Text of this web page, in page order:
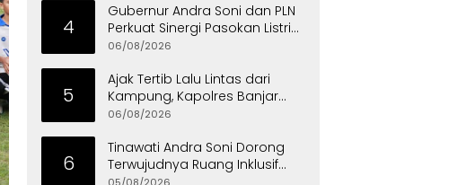
4
Gubernur Andra Soni dan PLN
Perkuat Sinergi Pasokan Listrik
untuk Dukung Investasi
06/08/2026
5
Ajak Tertib Lalu Lintas dari
Kampung, Kapolres Banjar
Turun Langsung Gotong
06/08/2026
6
Tinawati Andra Soni Dorong
Terwujudnya Ruang Inklusif
bagi Anak Berkebutuhan